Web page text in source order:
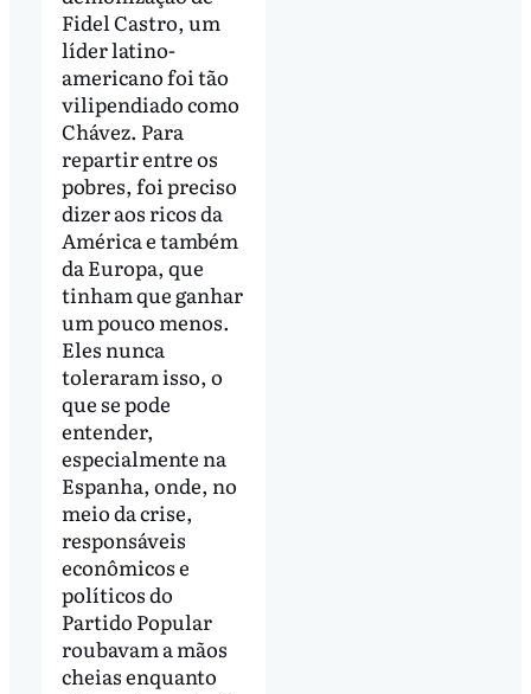
Fidel Castro, um
líder latino-
americano foi tão
vilipendiado como
Chávez. Para
repartir entre os
pobres, foi preciso
dizer aos ricos da
América e também
da Europa, que
tinham que ganhar
um pouco menos.
Eles nunca
toleraram isso, o
que se pode
entender,
especialmente na
Espanha, onde, no
meio da crise,
responsáveis
econômicos e
políticos do
Partido Popular
roubavam a mãos
cheias enquanto